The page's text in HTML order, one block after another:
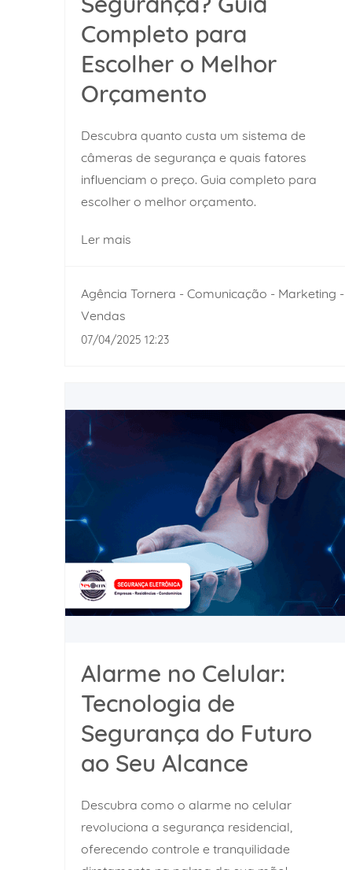
Completo para
Escolher o Melhor
Orçamento
Descubra quanto custa um sistema de
câmeras de segurança e quais fatores
influenciam o preço. Guia completo para
escolher o melhor orçamento.
Ler mais
Agência Tornera - Comunicação - Marketing -
Vendas
07/04/2025 12:23
Alarme no Celular:
Tecnologia de
Segurança do Futuro
ao Seu Alcance
Descubra como o alarme no celular
revoluciona a segurança residencial,
oferecendo controle e tranquilidade